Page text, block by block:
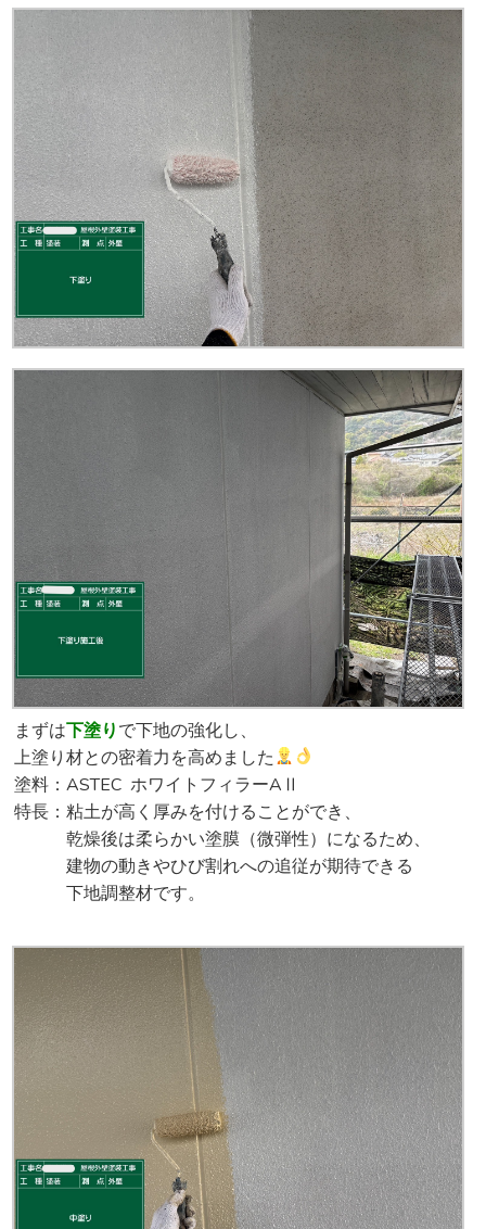
まずは下塗りで下地の強化し、
上塗り材との密着力を高めました
塗料：ASTEC ホワイトフィラーAⅡ
特長：粘土が高く厚みを付けることができ、
乾燥後は柔らかい塗膜（微弾性）になるため、
建物の動きやひび割れへの追従が期待できる
下地調整材です。